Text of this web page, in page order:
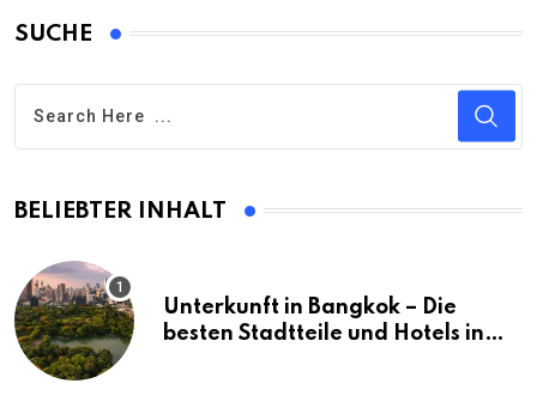
SUCHE
BELIEBTER INHALT
Unterkunft in Bangkok – Die
besten Stadtteile und Hotels in